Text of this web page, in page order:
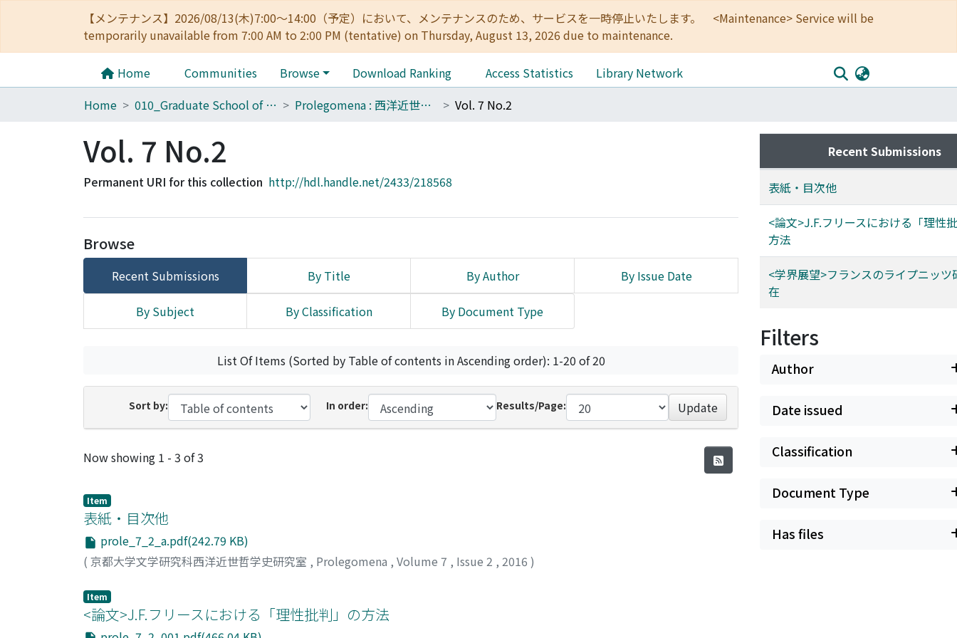
【メンテナンス】2026/08/13(木)7:00～14:00（予定）において、メンテナンスのため、サービスを一時停止いたします。 <Maintenance> Service will be
temporarily unavailable from 7:00 AM to 2:00 PM (tentative) on Thursday, August 13, 2026 due to maintenance.
Home Communities Browse Download Ranking Access Statistics
Library Network
Home
010_Graduate School of Letters Prolegomena : 西洋近世哲学史研究室紀要 Vol. 7 No.2
Vol. 7 No.2
Permanent URI for this collection http://hdl.handle.net/2433/218568
Browse
Recent Submissions By Title By Author By Issue Date
By Subject By Classification By Document Type
List Of Items (Sorted by Table of contents in Ascending order): 1-20 of 20
Sort by: In order: Results/Page: Update
Recent Submissions
Now showing 1 - 3 of 3
Item
表紙・目次他
prole_7_2_a.pdf(242.79 KB)
( 京都大学文学研究科西洋近世哲学史研究室 , Prolegomena , Volume 7 , Issue 2 , 2016 )
Item
<論文>J.F.フリースにおける「理性批判」の方法
Recent Submissions
表紙・目次他
<論文>J.F.フリースにおける「理性
方法
<学界展望>フランスのライプニッツ
在
Filters
Author
Date issued
Classification
Document Type
Has files